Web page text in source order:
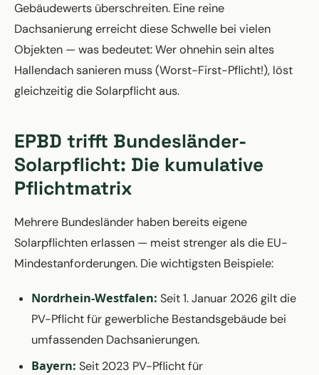
Gebäudewerts überschreiten. Eine reine
Dachsanierung erreicht diese Schwelle bei vielen
Objekten — was bedeutet: Wer ohnehin sein altes
Hallendach sanieren muss (Worst-First-Pflicht!), löst
gleichzeitig die Solarpflicht aus.
EPBD trifft Bundesländer-
Solarpflicht: Die kumulative
Pflichtmatrix
Mehrere Bundesländer haben bereits eigene
Solarpflichten erlassen — meist strenger als die EU-
Mindestanforderungen. Die wichtigsten Beispiele:
Nordrhein-Westfalen: Seit 1. Januar 2026 gilt die
PV-Pflicht für gewerbliche Bestandsgebäude bei
umfassenden Dachsanierungen.
Bayern: Seit 2023 PV-Pflicht für